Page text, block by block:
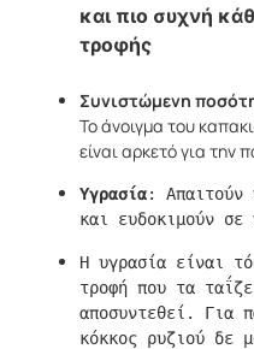
και πιο συχνή
τροφής
Συνιστώμενη
Το άνοιγμα του
είναι αρκετό για την
Υγρασία: Απαιτούν
Η υγρασία είναι
τροφή που τα
αποσυντεθεί. Για
κόκκος ρυζιού δε